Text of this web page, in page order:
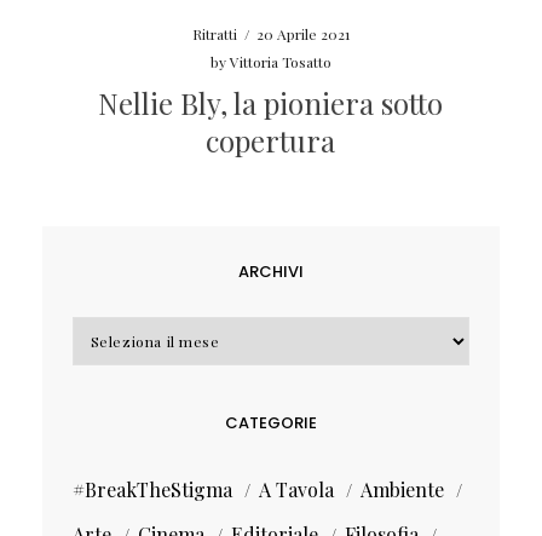
Ritratti / 20 Aprile 2021
byVittoria Tosatto
Nellie Bly, la pioniera sotto
copertura
ARCHIVI
Archivi
CATEGORIE
#BreakTheStigma A Tavola
Ambiente